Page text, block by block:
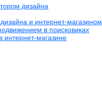
дизайна
и интернет-магазином
в поисковиках
интернет-магазине